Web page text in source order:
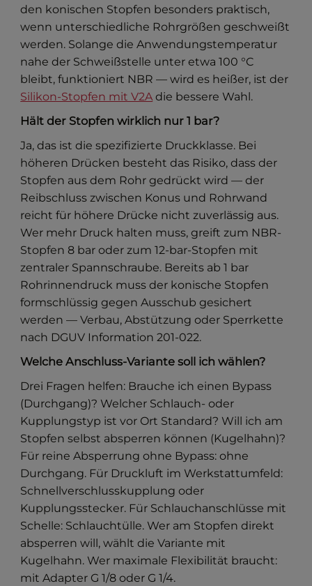
den konischen Stopfen besonders praktisch,
wenn unterschiedliche Rohrgrößen geschweißt
werden. Solange die Anwendungstemperatur
nahe der Schweißstelle unter etwa 100 °C
bleibt, funktioniert NBR — wird es heißer, ist der
Silikon-Stopfen mit V2A die bessere Wahl.
Hält der Stopfen wirklich nur 1 bar?
Ja, das ist die spezifizierte Druckklasse. Bei
höheren Drücken besteht das Risiko, dass der
Stopfen aus dem Rohr gedrückt wird — der
Reibschluss zwischen Konus und Rohrwand
reicht für höhere Drücke nicht zuverlässig aus.
Wer mehr Druck halten muss, greift zum NBR-
Stopfen 8 bar oder zum 12-bar-Stopfen mit
zentraler Spannschraube. Bereits ab 1 bar
Rohrinnendruck muss der konische Stopfen
formschlüssig gegen Ausschub gesichert
werden — Verbau, Abstützung oder Sperrkette
nach DGUV Information 201-022.
Welche Anschluss-Variante soll ich wählen?
Drei Fragen helfen: Brauche ich einen Bypass
(Durchgang)? Welcher Schlauch- oder
Kupplungstyp ist vor Ort Standard? Will ich am
Stopfen selbst absperren können (Kugelhahn)?
Für reine Absperrung ohne Bypass: ohne
Durchgang. Für Druckluft im Werkstattumfeld:
Schnellverschlusskupplung oder
Kupplungsstecker. Für Schlauchanschlüsse mit
Schelle: Schlauchtülle. Wer am Stopfen direkt
absperren will, wählt die Variante mit
Kugelhahn. Wer maximale Flexibilität braucht:
mit Adapter G 1/8 oder G 1/4.